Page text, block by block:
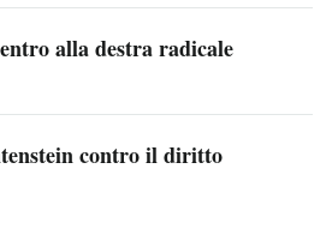
alla destra radicale
contro il diritto